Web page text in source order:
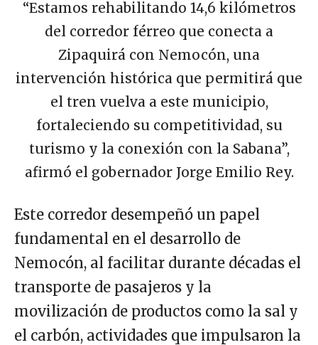
“Estamos rehabilitando 14,6 kilómetros
del corredor férreo que conecta a
Zipaquirá con Nemocón, una
intervención histórica que permitirá que
el tren vuelva a este municipio,
fortaleciendo su competitividad, su
turismo y la conexión con la Sabana”,
afirmó el gobernador Jorge Emilio Rey.
Este corredor desempeñó un papel
fundamental en el desarrollo de
Nemocón, al facilitar durante décadas el
transporte de pasajeros y la
movilización de productos como la sal y
el carbón, actividades que impulsaron la